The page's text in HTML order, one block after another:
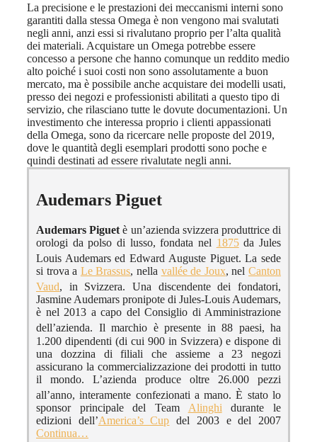
La precisione e le prestazioni dei meccanismi interni sono
garantiti dalla stessa Omega è non vengono mai svalutati
negli anni, anzi essi si rivalutano proprio per l’alta qualità
dei materiali. Acquistare un Omega potrebbe essere
concesso a persone che hanno comunque un reddito medio
alto poiché i suoi costi non sono assolutamente a buon
mercato, ma è possibile anche acquistare dei modelli usati,
presso dei negozi e professionisti abilitati a questo tipo di
servizio, che rilasciano tutte le dovute documentazioni. Un
investimento che interessa proprio i clienti appassionati
della Omega, sono da ricercare nelle proposte del 2019,
dove le quantità degli esemplari prodotti sono poche e
quindi destinati ad essere rivalutate negli anni.
Audemars Piguet
Audemars Piguet è un’azienda svizzera produttrice di
orologi da polso di lusso, fondata nel 1875da Jules
Louis Audemars ed Edward Auguste Piguet.La sede
si trova a Le Brassus, nella vallée de Joux, nelCanton
Vaud, in Svizzera. Una discendente dei fondatori,
Jasmine Audemars pronipote di Jules-Louis Audemars,
è nel 2013 a capo del Consiglio di Amministrazione
dell’azienda. Il marchio è presente in 88 paesi, ha
1.200 dipendenti (di cui 900 in Svizzera) e dispone di
una dozzina di filiali che assieme a 23 negozi
assicurano la commercializzazione dei prodotti in tutto
il mondo. L’azienda produce oltre 26.000 pezzi
all’anno, interamente confezionati a mano.È stato lo
sponsor principale del Team Alinghi durante le
edizioni dell’America’s Cup del 2003 e del 2007
Continua…